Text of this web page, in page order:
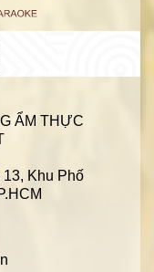
ẨM THỰC
Khu Phố